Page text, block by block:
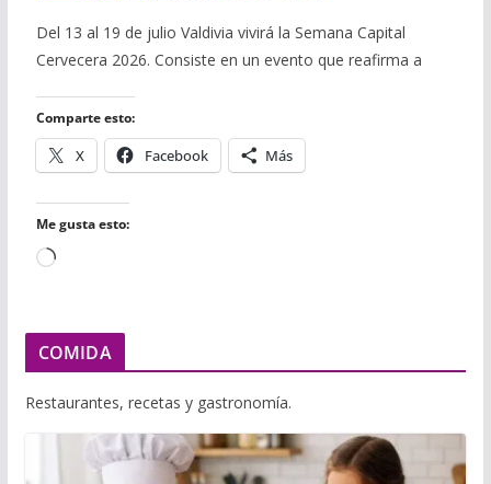
c
e
b
i
t
t
m
b
l
a
t
s
a
i
a
i
l
m
p
a
Del 13 al 19 de julio Valdivia vivirá la Semana Capital
Cervecera 2026. Consiste en un evento que reafirma a
Comparte esto:
X Facebook Más
Me gusta esto:
Cargando...
COMIDA
Restaurantes, recetas y gastronomía.